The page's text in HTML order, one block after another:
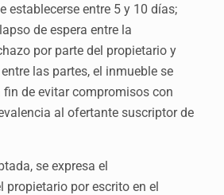
establecerse entre 5 y 10 días;
de espera entre la
por parte del propietario y
las partes, el inmueble se
fin de evitar compromisos con
al ofertante suscriptor de
se expresa el
propietario por escrito en el